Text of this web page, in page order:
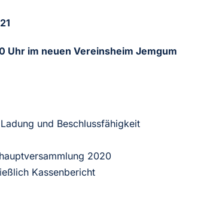
Uhr im neuen Vereinsheim Jemgum
und Beschlussfähigkeit
2020
Kassenbericht